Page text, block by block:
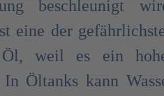
beschleunigt
eine der
weil es ein
Öltanks kann